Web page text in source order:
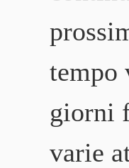
tempo
giorni
varie